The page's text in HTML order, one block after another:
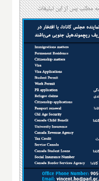
مطلب پس از این تبلیغات